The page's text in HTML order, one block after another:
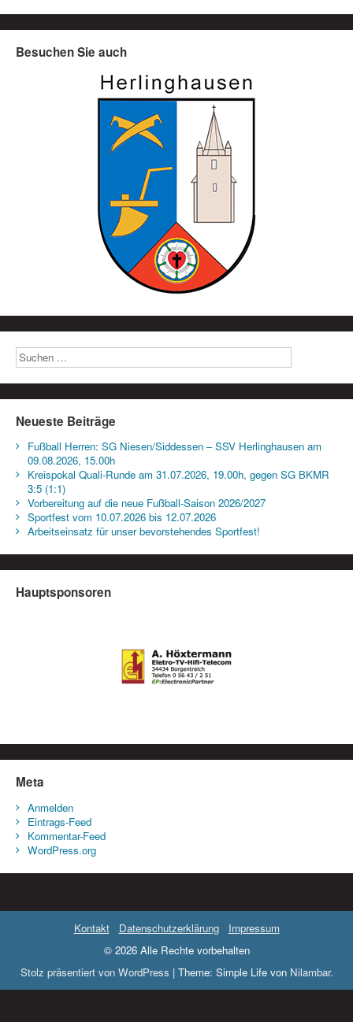
Besuchen Sie auch
Neueste Beiträge
Fußball Herren: SG Niesen/Siddessen – SSV Herlinghausen am
09.08.2026, 15.00h
Kreispokal Quali-Runde am 31.07.2026, 19.00h, gegen SG BKMR
3:5 (1:1)
Vorbereitung auf die neue Fußball-Saison 2026/2027
Sportfest vom 10.07.2026 bis 12.07.2026
Arbeitseinsatz für unser bevorstehendes Sportfest!
Hauptsponsoren
Meta
Anmelden
Eintrags-Feed
Kommentar-Feed
WordPress.org
Kontakt Datenschutzerklärung
Impressum
© 2026 Alle Rechte vorbehalten
Stolz präsentiert von WordPress | Theme: Simple Life von Nilambar.